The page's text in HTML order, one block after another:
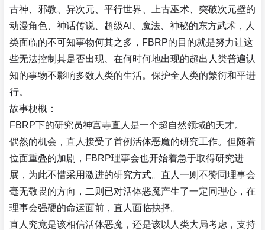
古神、邪教、异次元、平行世界、上古巫术、突破次元壁的
动漫角色、神话传说、超级AI、魔法、神秘的东方武术，人
类面临的不可知事物何其之多，FBRP的目的就是努力让这
些无法控制其是否出现、在何时何地出现的超出人类普遍认
知的事物不影响多数人类的生活。保护全人类的繁衍和平进
行。
故事梗概：
FBRP下的研究员神宫寺直人是一个超自然领域的天才。
偶然的机会，直人接受了首例活体恶魔的研究工作。但随着
位面重叠的加剧，FBRP理事会也开始着急于取得研究进
展，为此不惜采用激进的研究方式。直人一则不赞同理事会
毫无敬畏的方向，二则已对活体恶魔产生了一定同理心，在
理事会强硬的命运面前，直人面临抉择。
直人究竟是该相信活体恶魔，还是该以人类大局考虑，支持